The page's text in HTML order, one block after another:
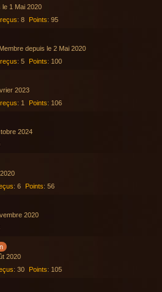
le 1 Mai 2020
reçus 8 Points 95
Membre depuis le 2 Mai 2020
reçus 5 Points 100
2023
reçus 1 Points 106
2024
6 Points 56
2020
2020
30 Points 105